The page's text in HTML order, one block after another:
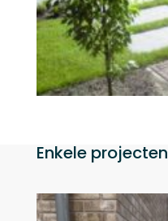
Enkele projecten